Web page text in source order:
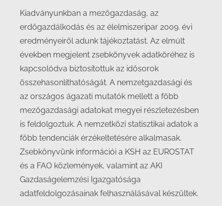
Kiadványunkban a mezőgazdaság, az
erdőgazdálkodás és az élelmiszeripar 2009. évi
eredményeiről adunk tájékoztatást. Az elmúlt
években megjelent zsebkönyvek adatköréhez is
kapcsolódva biztosítottuk az idősorok
összehasonlíthatóságát. A nemzetgazdasági és
az országos ágazati mutatók mellett a főbb
mezőgazdasági adatokat megyei részletezésben
is feldolgoztuk. A nemzetközi statisztikai adatok a
főbb tendenciák érzékeltetésére alkalmasak.
Zsebkönyvünk információi a KSH az EUROSTAT
és a FAO közlemények, valamint az AKI
Gazdaságelemzési Igazgatósága
adatfeldolgozásainak felhasználásával készültek.